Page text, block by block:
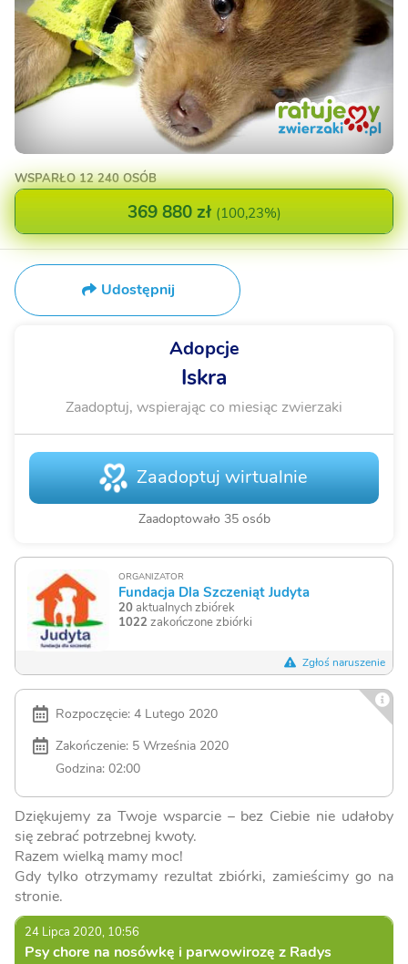
WSPARŁO12 240 OSÓB
369 880 zł (100,23%)
Udostępnij
Adopcje
Iskra
Zaadoptuj, wspierając co miesiąc zwierzaki
Zaadoptuj wirtualnie
Zaadoptowało 35 osób
ORGANIZATOR
Fundacja Dla Szczeniąt Judyta
20aktualnych zbiórek
1022 zakończone zbiórki
Zgłoś naruszenie
Rozpoczęcie: 4 Lutego 2020
Zakończenie: 5 Września 2020
Godzina: 02:00
Dziękujemy za Twoje wsparcie – bez Ciebie nie udałoby
się zebrać potrzebnej kwoty.
Razem wielką mamy moc!
Gdy tylko otrzymamy rezultat zbiórki, zamieścimy go na
stronie.
24 Lipca 2020, 10:56
Psy chore na nosówkę i parwowirozę z Radys